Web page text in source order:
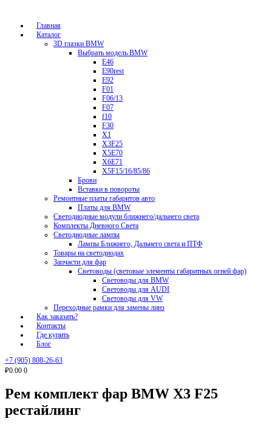
Главная
Каталог
3D глазки BMW
Выбрать модель BMW
E46
E90rest
E92
F01
F06/13
F07
f10
F30
X1
X3F25
X5E70
X6E71
X5F15/16/85/86
Брови
Вставки в повороты
Ремонтные платы габаритов авто
Платы для BMW
Светодиодные модули ближнего/дальнего света
Комплекты Дневного Света
Светодиодные лампы
Лампы Ближнего, Дальнего света и ПТФ
Товары на светодиодах
Запчасти для фар
Световоды (световые элементы габаритных огней фар)
Световоды для BMW
Световоды для AUDI
Световоды для VW
Переходные рамки для замены линз
Как заказать?
Контакты
Где купить
Блог
+7 (905) 808-26-63
₽0.00 0
Рем комплект фар BMW X3 F25
рестайлинг